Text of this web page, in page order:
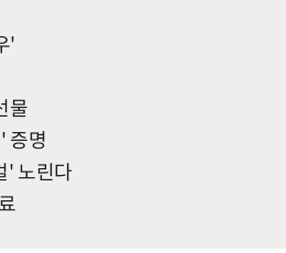
'
물
증명
' 노린다